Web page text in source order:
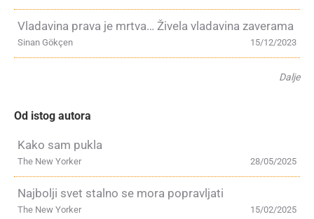
Vladavina prava je mrtva… Živela vladavina zaverama
15/12/2023
Sinan Gökçen
Dalje
Od istog autora
Kako sam pukla
28/05/2025
The New Yorker
Najbolji svet stalno se mora popravljati
15/02/2025
The New Yorker